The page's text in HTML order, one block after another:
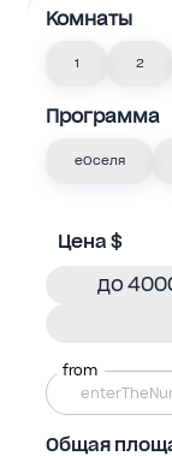
Комнаты
1 2
Программа
еОселя
Цена $
до
from
Общая